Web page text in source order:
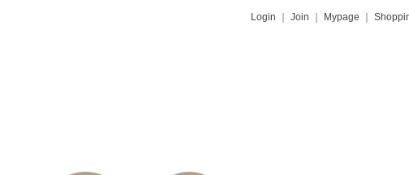
Login Join Mypage